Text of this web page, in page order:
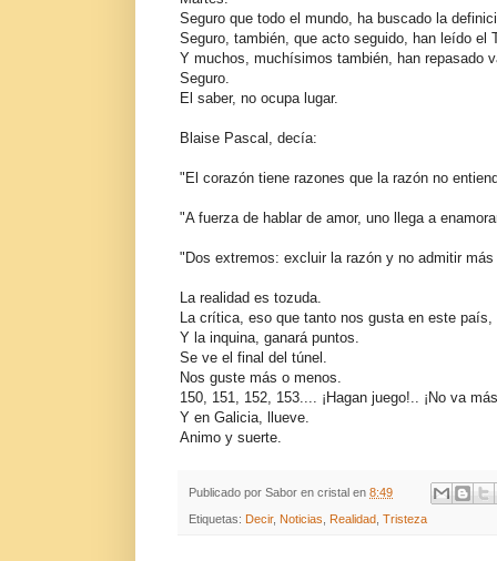
Seguro que todo el mundo, ha buscado la
Seguro, también, que acto seguido, han leído
Y muchos, muchísimos también, han repasado
Seguro.
El saber, no ocupa lugar.
Blaise Pascal, decía:
"El corazón tiene razones que la razón no
"A fuerza de hablar de amor, uno llega a
"Dos extremos: excluir la razón y no admitir
La realidad es tozuda.
La crítica, eso que tanto nos gusta en este
Y la inquina, ganará puntos.
Se ve el final del túnel.
Nos guste más o menos.
150, 151, 152, 153.... ¡Hagan juego!.. ¡No va
Y en Galicia, llueve.
Animo y suerte.
Publicado por Sabor en cristal en 8:49
Etiquetas: Decir, Noticias Realidad Tristeza